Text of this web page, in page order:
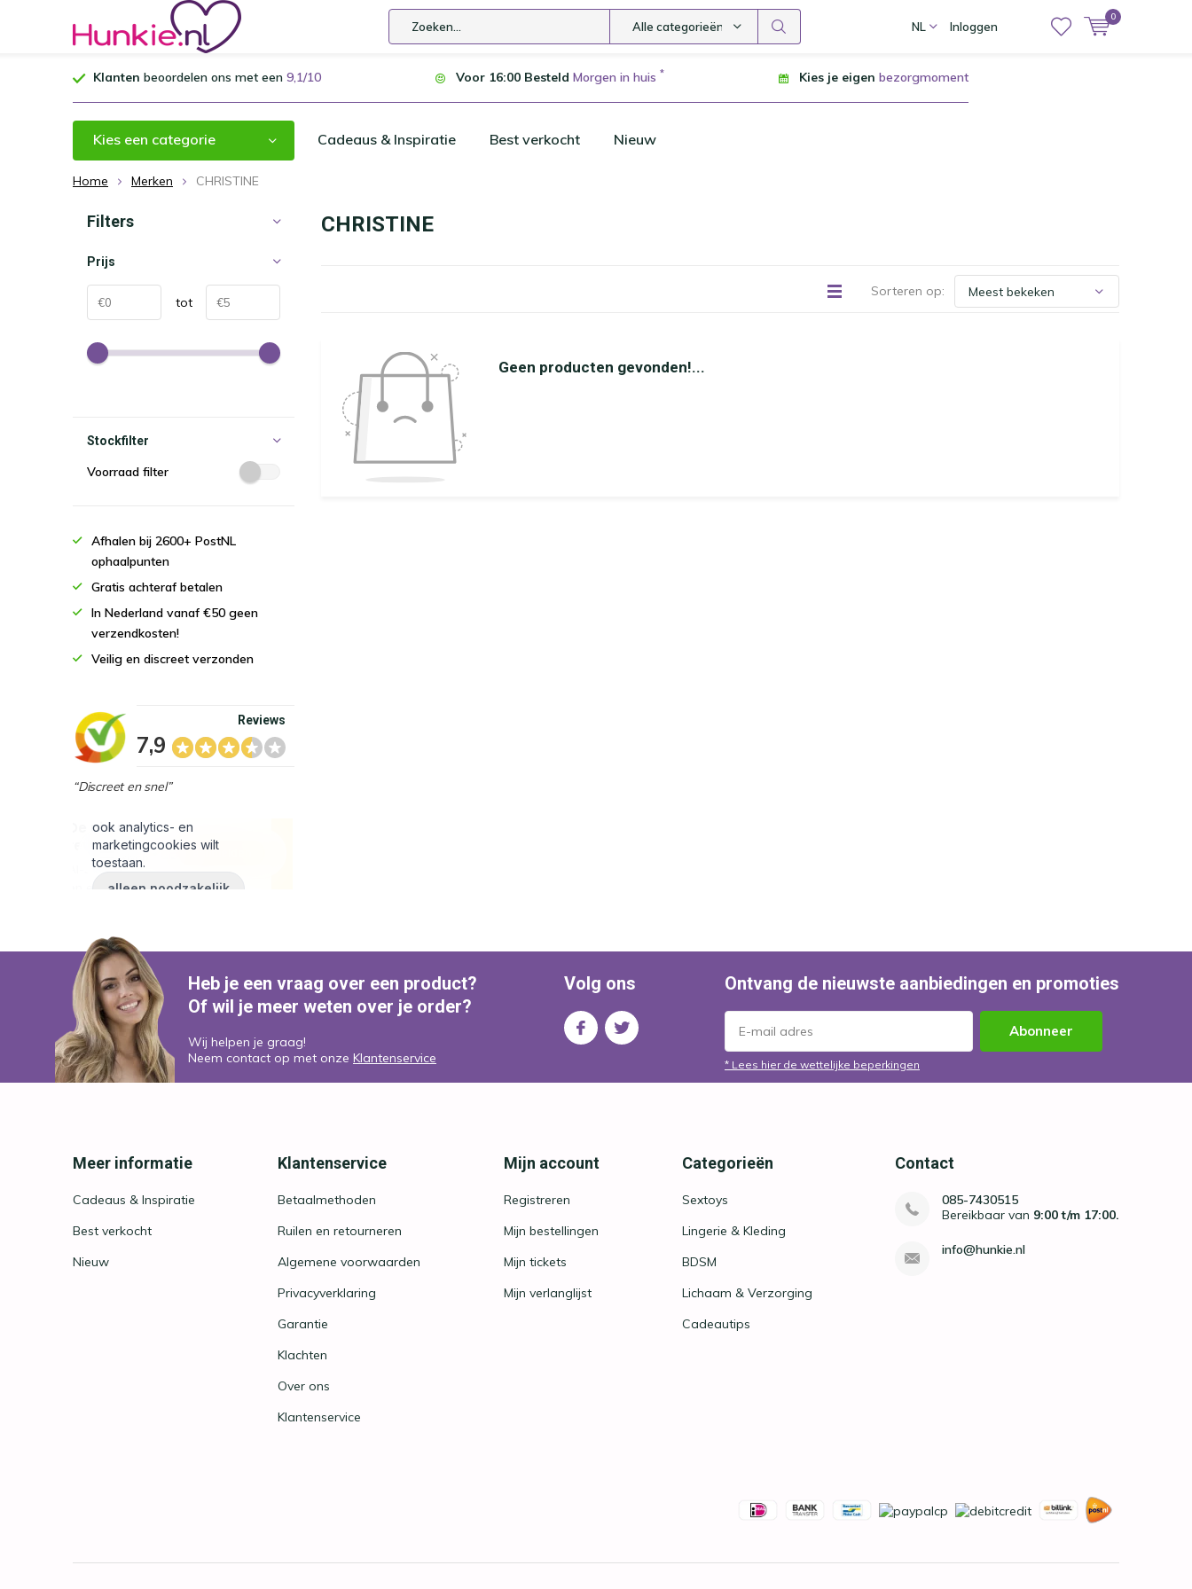
Alle categorieën NL Inloggen
0
Klanten beoordelen ons met een 9,1/10 Voor 16:00 Besteld Morgen in huis * Kies je eigen bezorgmoment
Kies een categorie Cadeaus & Inspiratie Best verkocht Nieuw
Home Merken CHRISTINE
CHRISTINE
Sorteren op:
Geen producten gevonden!...
Filters
Prijs
tot
Stockfilter
Voorraad filter
Afhalen bij 2600+ PostNL
ophaalpunten
Gratis achteraf betalen
In Nederland vanaf €50 geen
verzendkosten!
Veilig en discreet verzonden
7,9
Reviews
“Discreet en snel”
Heb je een vraag over een product?
Of wil je meer weten over je order?
Wij helpen je graag!
Neem contact op met onze Klantenservice
Volg ons Ontvang de nieuwste aanbiedingen en promoties
Abonneer
* Lees hier de wettelijke beperkingen
Meer informatie
Cadeaus & Inspiratie
Best verkocht
Nieuw
Klantenservice
Betaalmethoden
Ruilen en retourneren
Algemene voorwaarden
Privacyverklaring
Garantie
Klachten
Over ons
Klantenservice
Mijn account
Registreren
Mijn bestellingen
Mijn tickets
Mijn verlanglijst
Categorieën
Sextoys
Lingerie & Kleding
BDSM
Lichaam & Verzorging
Cadeautips
Contact
085-7430515
Bereikbaar van 9:00 t/m 17:00.
info@hunkie.nl